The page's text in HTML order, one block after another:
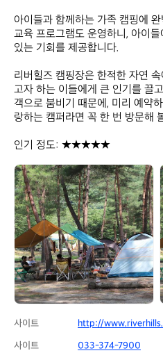
아이들과 함께하는 가족 캠핑에
교육 프로그램도 운영하니, 아이
있는 기회를 제공합니다.
리버힐즈 캠핑장은 한적한 자연
고자 하는 이들에게 큰 인기를 끌
객으로 붐비기 때문에, 미리 예약
랑하는 캠퍼라면 꼭 한 번 방문해
인기 정도: ★★★★★
리
버
힐
즈
캠
핑
장
사이트
http://
사이트
033-374-7900